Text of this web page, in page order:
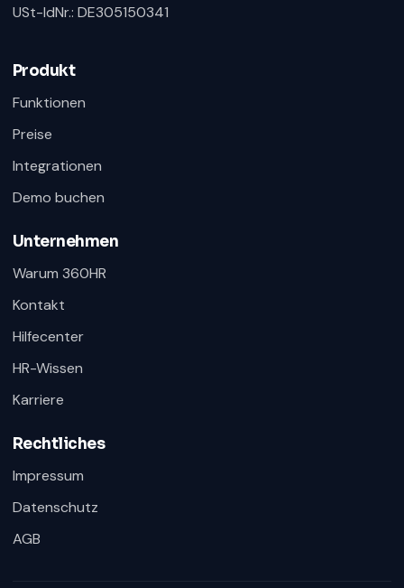
USt-IdNr.: DE305150341
Produkt
Funktionen
Preise
Integrationen
Demo buchen
Unternehmen
Warum 360HR
Kontakt
Hilfecenter
HR-Wissen
Karriere
Rechtliches
Impressum
Datenschutz
AGB